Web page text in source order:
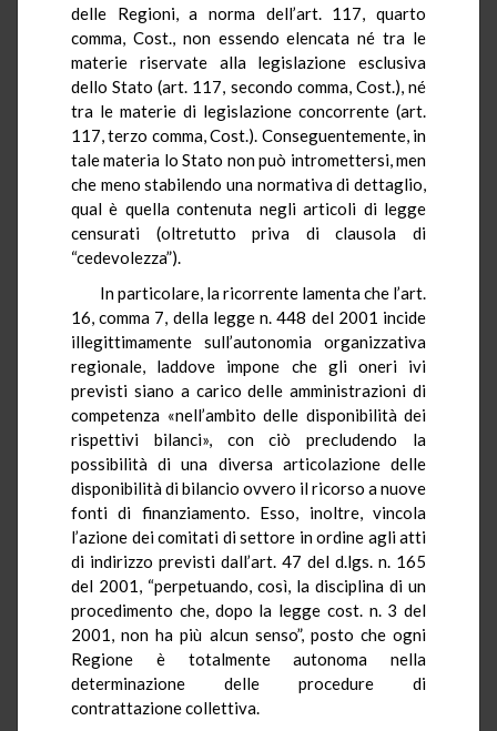
delle Regioni, a norma dell’art. 117, quarto
comma, Cost., non essendo elencata né tra le
materie riservate alla legislazione esclusiva
dello Stato (art. 117, secondo comma, Cost.), né
tra le materie di legislazione concorrente (art.
117, terzo comma, Cost.). Conseguentemente, in
tale materia lo Stato non può intromettersi, men
che meno stabilendo una normativa di dettaglio,
qual è quella contenuta negli articoli di legge
censurati (oltretutto priva di clausola di
“cedevolezza”).
In particolare, la ricorrente lamenta che l’art.
16, comma 7, della legge n. 448 del 2001 incide
illegittimamente sull’autonomia organizzativa
regionale, laddove impone che gli oneri ivi
previsti siano a carico delle amministrazioni di
competenza «nell’ambito delle disponibilità dei
rispettivi bilanci», con ciò precludendo la
possibilità di una diversa articolazione delle
disponibilità di bilancio ovvero il ricorso a nuove
fonti di finanziamento. Esso, inoltre, vincola
l’azione dei comitati di settore in ordine agli atti
di indirizzo previsti dall’art. 47 del d.lgs. n. 165
del 2001, “perpetuando, così, la disciplina di un
procedimento che, dopo la legge cost. n. 3 del
2001, non ha più alcun senso”, posto che ogni
Regione è totalmente autonoma nella
determinazione delle procedure di
contrattazione collettiva.